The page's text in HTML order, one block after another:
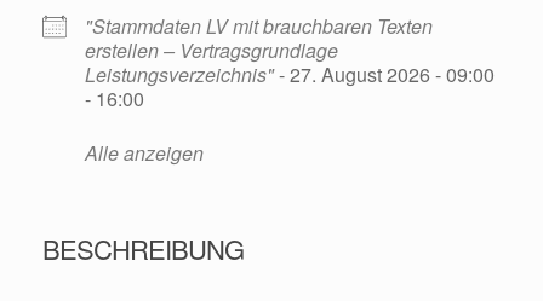
"Stammdaten LV mit brauchbaren Texten
erstellen – Vertragsgrundlage
Leistungsverzeichnis"- 27. August 2026 - 09:00
- 16:00
Alle anzeigen
BESCHREIBUNG